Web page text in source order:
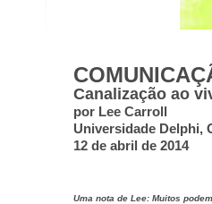
Canalização ao
por Lee Carroll
Universidade Delphi,
12 de abril de 2014
Uma nota de Lee: Muitos